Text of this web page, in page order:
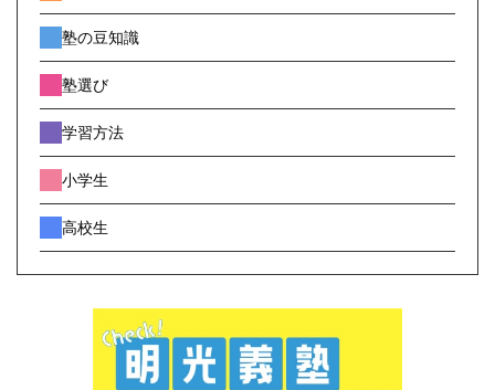
塾の豆知識
塾選び
学習方法
小学生
高校生